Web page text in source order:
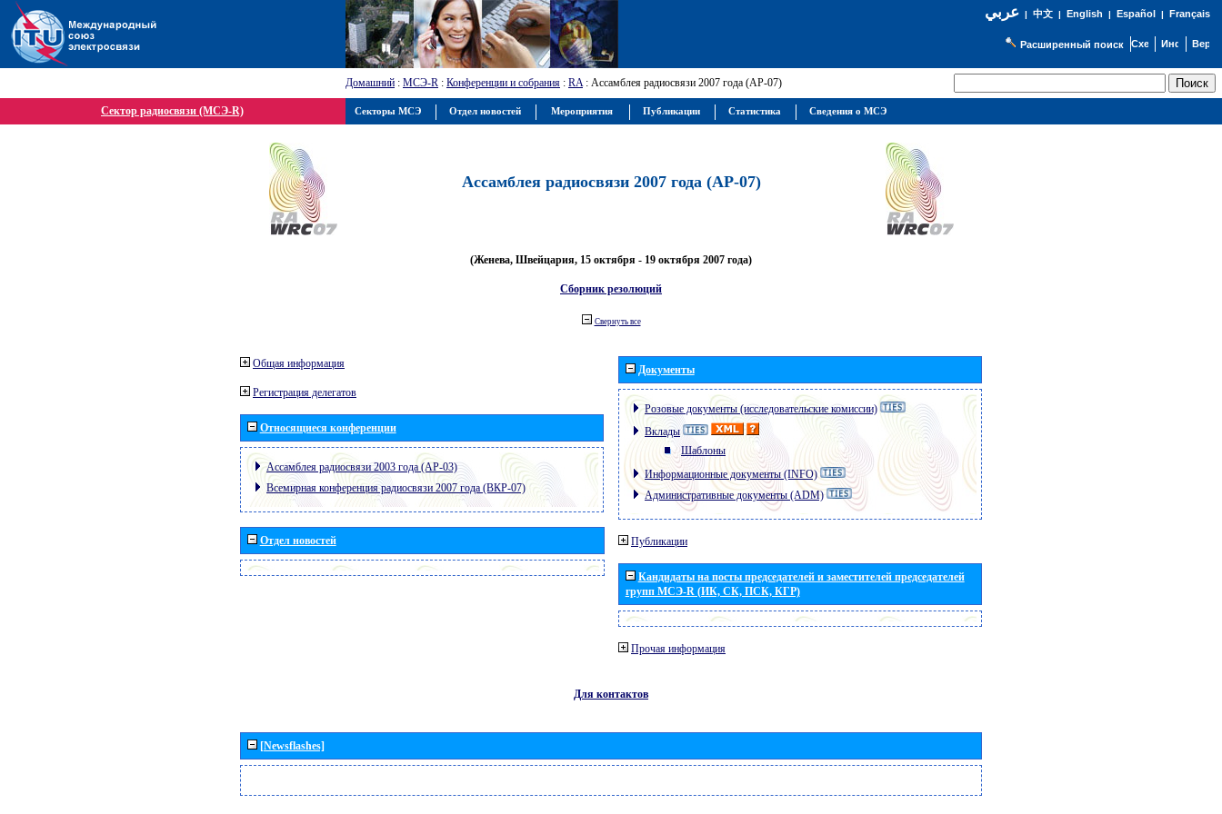
عربي| 中文| English | Español | Français
Расширенный поиск
Домашний : МСЭ-R : Конференции и собрания : RA: Ассамблея радиосвязи 2007 года (АР-07)
Сектор радиосвязи (МСЭ-R)
Ассамблея радиосвязи 2007 года (АР-07)
(Женева, Швейцария, 15 октября - 19 октября 2007 года)
Сборник резолюций
Свернуть все
Общая информация
Регистрация делегатов
Относящиеся конференции
Ассамблея радиосвязи 2003 года (АР-03)
Всемирная конференция радиосвязи 2007 года (ВКР-07)
Отдел новостей
Документы
Розовые документы (исследовательские комиссии)
Вклады
Шаблоны
Информационные документы (INFO)
Административные документы (ADM)
Публикации
Кандидаты на посты председателей и заместителей председателей
групп МСЭ-R (ИК, СК, ПСК, КГР)
Прочая информация
Для контактов
[Newsflashes]
Секторы МСЭ Отдел новостей Мероприятия Публикации Статистика Сведения о МСЭ